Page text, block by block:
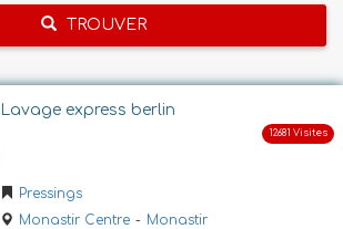
TROUVER
Lavage express berlin
Pressings
Monastir Centre - Monastir